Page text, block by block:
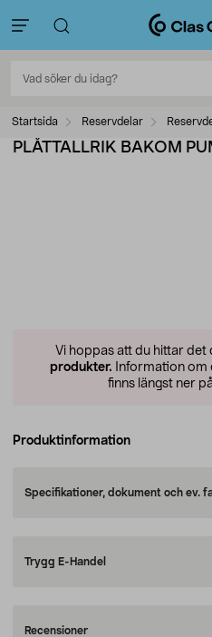
Startsida Reservdelar
PLÅTTALLRIK BAKOM
Vi hoppas att du hittar det
produkter. Information om
finns längst ner
Produktinformation
Specifikationer, dokument och ev.
Trygg E-Handel
Recensioner